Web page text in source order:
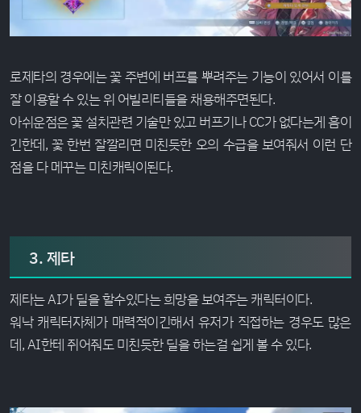
로제타의 경우에는 꽃 주변에 버프를 뿌려주는 기능이 있어서 이를
잘 이용할 수 있는 위 어빌리티들을 채용해주면된다.
아쉬운점은 꽃 설치관련 기술만 있고 버프기나 CC가 없다는게 흠이
긴한데, 꽃 한번 잘깔리면 미친듯한 오의 수급을 보여줘서 이런 단
점을 다 메꾸는 미친캐릭이된다.
3. 제타
제타는 AI가 딜을 할수있다는 희망을 보여주는 캐릭터이다.
워낙 캐릭터자체가 매력적이긴해서 유저가 직접하는 경우도 많은
데, AI한테 쥐어줘도 미친듯한 딜을 하는걸 쉽게 볼 수 있다.